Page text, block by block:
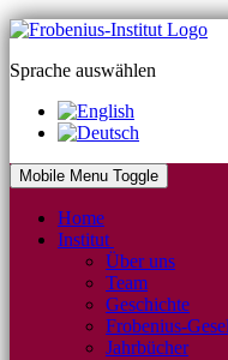
Sprache auswählen
Mobile Menu Toggle
Home
Institut
Über uns
Team
Geschichte
Frobenius-
Jahrbücher